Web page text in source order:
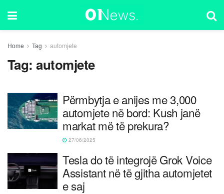
Home Tag automjete
Tag:automjete
Përmbytja e anijes me 3,000
automjete në bord: Kush janë
markat më të prekura?
27/06/2025
Tesla do të integrojë Grok Voice
Assistant në të gjitha automjetet
e saj